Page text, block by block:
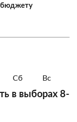
бюджету
Сб Вс
в выборах 8-